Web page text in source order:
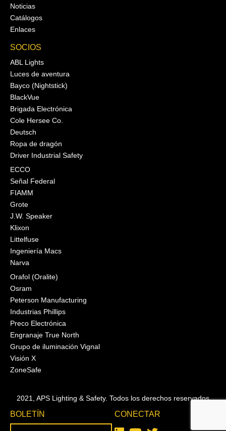
Noticias
Catálogos
Enlaces
SOCIOS
ABL Lights
Luces de aventura
Bayco (Nightstick)
BlackVue
Brigada Electrónica
Cole Hersee Co.
Deutsch
Ropa de dragón
Driver Industrial Safety
ECCO
Señal Federal
FIAMM
Grote
J.W. Speaker
Klixon
Littelfuse
Ingeniería Macs
Narva
Orafol (Oralite)
Osram
Peterson Manufacturing
Industrias Phillips
Preco Electrónica
Engranaje True North
Grupo de iluminación Vignal
Visión X
ZoneSafe
2021, APS Lighting & Safety. Todos los derechos reservados
BOLETÍN CONECTAR